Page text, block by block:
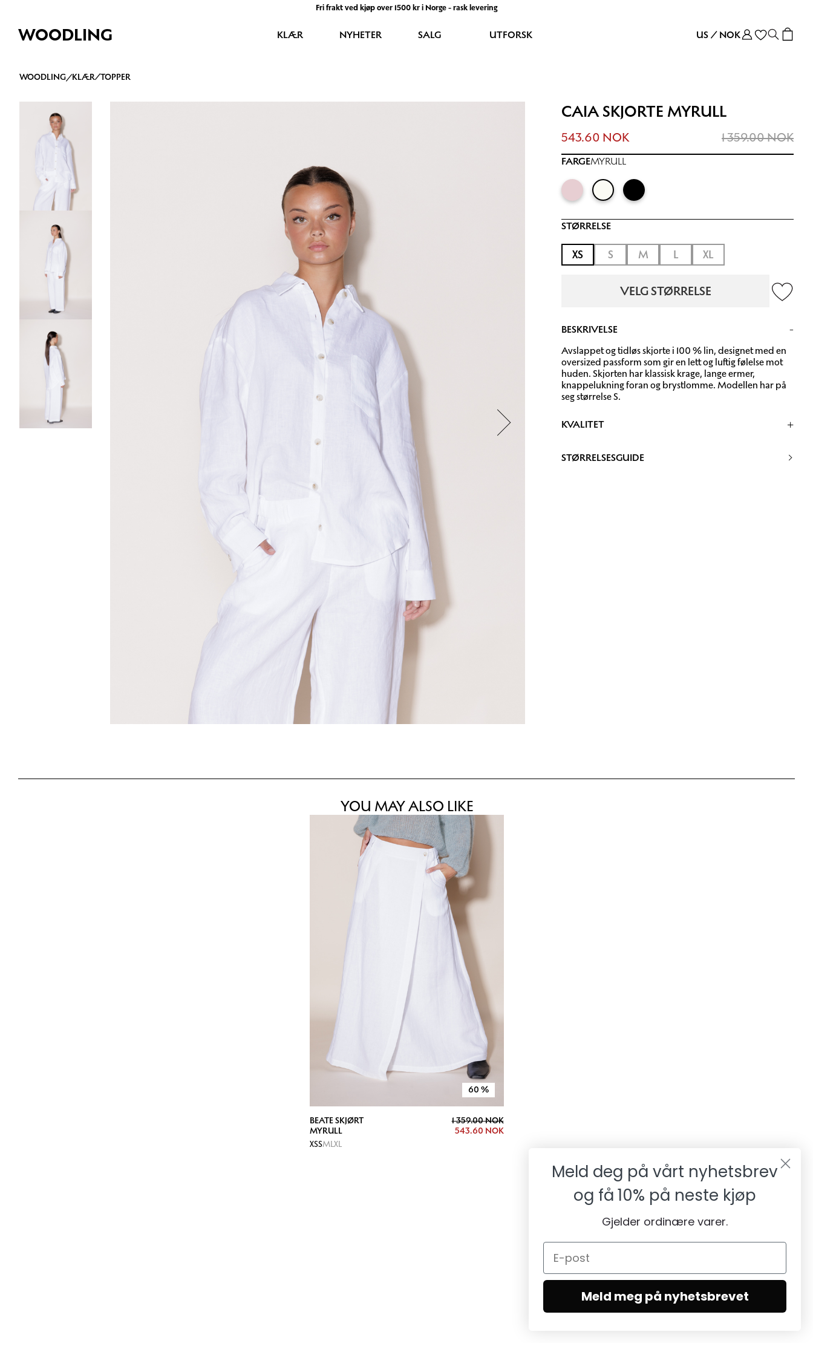
Fri frakt ved kjøp over 1500 kr i Norge - rask levering
WOODLING KLÆR NYHETER SALG UTFORSK US / NOK
WOODLING/KLÆR/TOPPER
CAIA SKJORTE MYRULL
543.60 NOK 1 359.00 NOK
FARGEMYRULL
STØRRELSE
XS S M L XL
VELG STØRRELSE
BESKRIVELSE
Avslappet og tidløs skjorte i 100 % lin, designet med en
oversized passform som gir en lett og luftig følelse mot
huden. Skjorten har klassisk krage, lange ermer,
knappelukning foran og brystlomme. Modellen har på
seg størrelse S.
KVALITET
30 grader
STØRRELSESGUIDE
YOU MAY ALSO LIKE
60 %
BEATE SKJØRT
MYRULL
1 359.00 NOK
543.60 NOK
XSSMLXL
Meld deg på vårt nyhetsbrev
og få10% på neste kjøp
Gjelder ordinære varer.
Meld meg på nyhetsbrevet